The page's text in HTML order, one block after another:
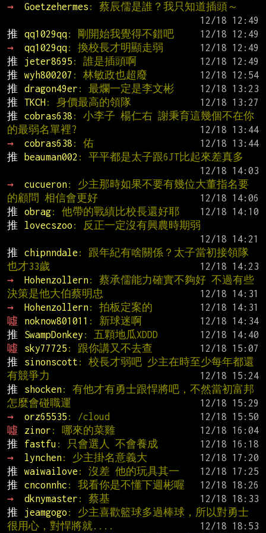
→
Goetzehermes : 蔡辰儒是誰？我只知道插頭～
推
qq1029qq: 剛開始我覺得不錯吧
→
qq1029qq: 換校長才明顯走弱
推
jeter8695 : 誰是插頭啊
推
wyh800207 : 林敏政也超廢
推
dragon49er : 最爛一定是李文彬
推
TKCH: 身價最高的領隊
推
cobras638 : 小李子 楊仁右 謝秉育這幾個不在你
的最弱名單裡?
→
cobras638 : 佑
推
beauman002 : 平平都是太子跟6JT比起來差真多
→
cucueron: 少主那時如果不要有幾位大董指名要
的顧問 相信會更好
推
obrag: 他帶的戰績比校長還好耶
推
lovecszoo : 反正一定沒有興農時期弱
推
chipnndale : 跟年紀有啥關係？太子當初接領隊
也才33歲
→
Hohenzollern: 蔡承儒能力確實不夠好 不過有些
決策是他大伯蔡明忠
→
Hohenzollern: 拍板定案的
噓
noknow801011 : 新球迷啊
推
SwampDonkey : 五顆地瓜XDDD
噓
sky77725 : 跟你講又不去查
推
sinonscott : 校長才弱吧 少主在時至少每年都還
有競爭力
推
shocken: 有他才有勇士跟悍將吧，不然當初富邦
怎麼會碰職運
→
orz65535 : /cloud
噓
zinor : 哪來的菜雞
推
fastfu : 只會選人 不會養成
→
lynchen: 少主掛名意義大
推
waiwailove : 沒差 他的玩具其一
推
cnconnhc : 我看你是不懂下週彬喔
→
dknymaster : 蔡基
推
jeamgogo : 少主喜歡籃球多過棒球，所以對勇士
很用心，對悍將就....